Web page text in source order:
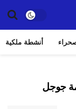
أنشطة ملكية
جوجل